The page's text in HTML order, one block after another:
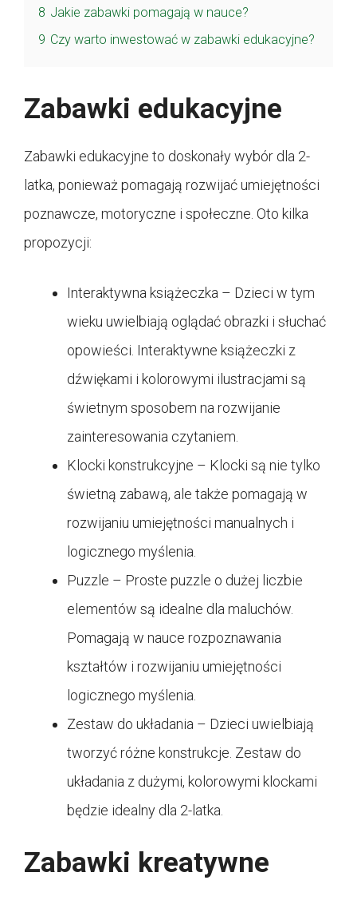
8 Jakie zabawki pomagają w nauce?
9 Czy warto inwestować w zabawki edukacyjne?
Zabawki edukacyjne
Zabawki edukacyjne to doskonały wybór dla 2-
latka, ponieważ pomagają rozwijać umiejętności
poznawcze, motoryczne i społeczne. Oto kilka
propozycji:
Interaktywna książeczka – Dzieci w tym
wieku uwielbiają oglądać obrazki i słuchać
opowieści. Interaktywne książeczki z
dźwiękami i kolorowymi ilustracjami są
świetnym sposobem na rozwijanie
zainteresowania czytaniem.
Klocki konstrukcyjne – Klocki są nie tylko
świetną zabawą, ale także pomagają w
rozwijaniu umiejętności manualnych i
logicznego myślenia.
Puzzle – Proste puzzle o dużej liczbie
elementów są idealne dla maluchów.
Pomagają w nauce rozpoznawania
kształtów i rozwijaniu umiejętności
logicznego myślenia.
Zestaw do układania – Dzieci uwielbiają
tworzyć różne konstrukcje. Zestaw do
układania z dużymi, kolorowymi klockami
będzie idealny dla 2-latka.
Zabawki kreatywne